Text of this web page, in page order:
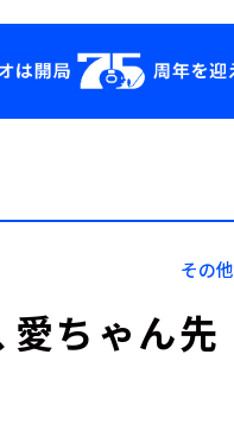
YouTube
その他
愛ちゃん先